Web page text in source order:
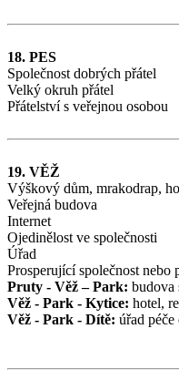
18. PES
Společnost dobrých přátel
Velký okruh přátel
Přátelství s veřejnou osobou
19. VĚŽ
Výškový dům, mrakodrap,
Veřejná budova
Internet
Ojedinělost ve společnosti
Úřad
Prosperující společnost nebo
Pruty - Věž – Park: budova
Věž - Park - Kytice: hotel,
Věž - Park - Dítě: úřad péče